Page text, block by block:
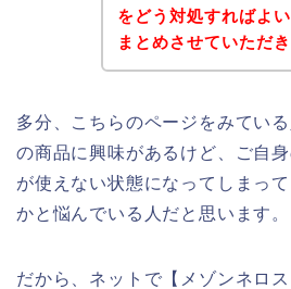
をどう対処すればよ
まとめさせていただき
多分、こちらのページをみてい
の商品に興味があるけど、ご自
が使えない状態になってしまっ
かと悩んでいる人だと思います。
だから、ネットで【メゾンネロ